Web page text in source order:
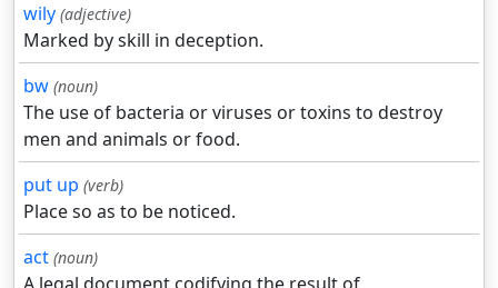
wily (adjective)
Marked by skill in deception.
bw (noun)
The use of bacteria or viruses or toxins to destroy
men and animals or food.
put up (verb)
Place so as to be noticed.
act (noun)